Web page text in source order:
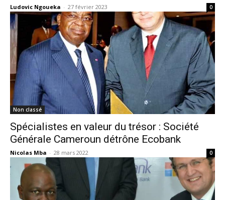
Ludovic Ngoueka - 27 février 2023 0
Non classé
Spécialistes en valeur du trésor : Société
Générale Cameroun détrône Ecobank
Nicolas Mba - 28 mars 2022 0